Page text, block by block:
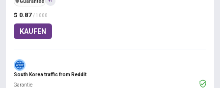
$ 0.87 / 1000
KAUFEN
South Korea traffic from Reddit
Garantie